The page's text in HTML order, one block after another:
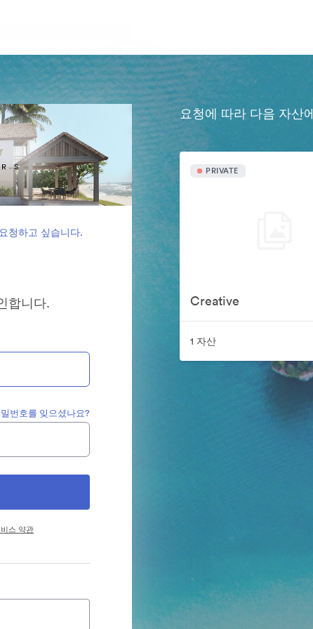
청하고 싶습니다.
합니다.
번호를 잊으셨나요?
스 약관
요청에 따라 다음 자산
PRIVATE
Creative
1 자산